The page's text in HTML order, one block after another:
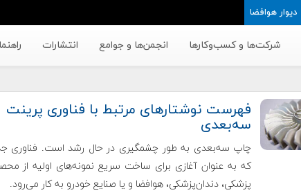
دیوار هوافضا
شرکت‌ها و کسب‌وکار‌ها انجمن‌ها و جوامع انتشارات
فهرست نوشتارهای مرتبط با فناوری پرینت
سه‌بعدی
چاپ سه‌بعدی به طور چشمگیری در حال رشد است. فناوری
که به عنوان آغازی برای ساخت سریع نمونه‌های اولیه از
پزشکی، دندان‌پزشکی، هوافضا و یا صنایع خودرو به کار می‌رود.